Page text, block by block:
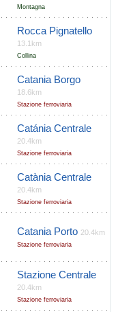
Montagna
Rocca Pignatello
13.1km
Collina
Catania Borgo
18.6km
Stazione ferroviaria
Catánia Centrale
20.4km
Stazione ferroviaria
Catània Centrale
20.4km
Stazione ferroviaria
Catania Porto 20.4km
Stazione ferroviaria
Stazione Centrale
20.4km
Stazione ferroviaria